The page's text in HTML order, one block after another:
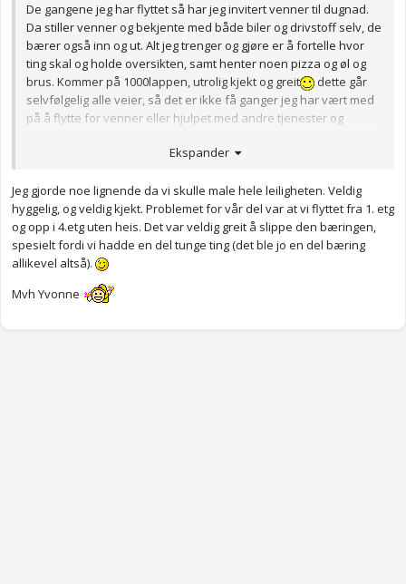
De gangene jeg har flyttet så har jeg invitert venner til dugnad.
Da stiller venner og bekjente med både biler og drivstoff selv, de
bærer også inn og ut. Alt jeg trenger og gjøre er å fortelle hvor
ting skal og holde oversikten, samt henter noen pizza og øl og
brus. Kommer på 1000lappen, utrolig kjekt og greit
dette går
selvfølgelig alle veier, så det er ikke få ganger jeg har vært med
på å flytte for venner eller hjulpet med andre tjenester og
Ekspander
Jeg gjorde noe lignende da vi skulle male hele leiligheten. Veldig
hyggelig, og veldig kjekt. Problemet for vår del var at vi flyttet fra 1. etg
og opp i 4.etg uten heis. Det var veldig greit å slippe den bæringen,
spesielt fordi vi hadde en del tunge ting (det ble jo en del bæring
allikevel altså).
Mvh Yvonne